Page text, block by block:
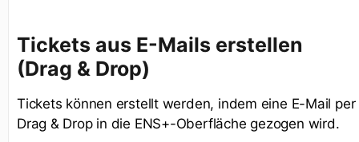
Tickets aus E-Mails erstellen
(Drag & Drop)
Tickets können erstellt werden, indem eine E-Mail per
Drag & Drop in die ENS+-Oberfläche gezogen wird.